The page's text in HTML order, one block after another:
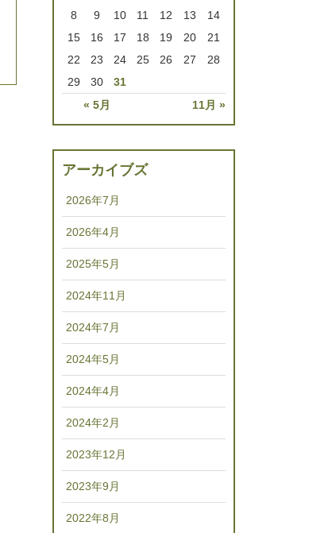
« 5月 11月 »
8
9 10 11 12 13
14
15
16 17 18 19 20
21
22
23 24 25 26 27
28
29
30 31
アーカイブズ
2026年7月
2026年4月
2025年5月
2024年11月
2024年7月
2024年5月
2024年4月
2024年2月
2023年12月
2023年9月
2022年8月